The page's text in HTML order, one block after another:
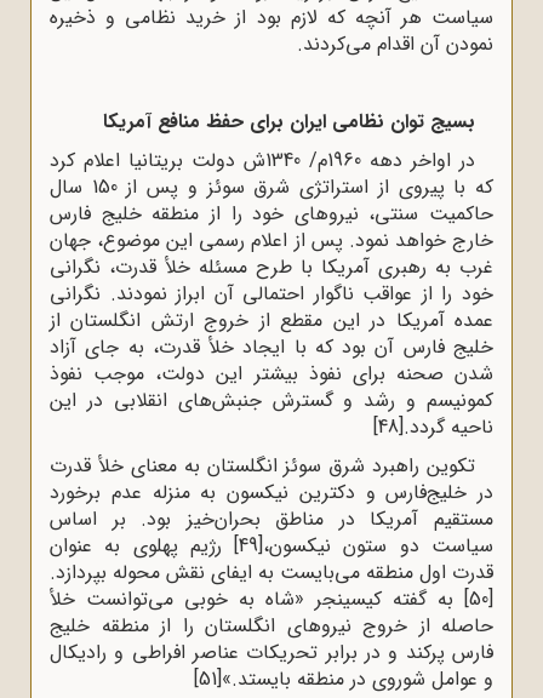
سیاست هر آنچه که لازم بود از خرید نظامی و ذخیره
نمودن آن اقدام می‌کردند.
بسیج توان نظامی ایران برای حفظ منافع آمریکا
در اواخر دهه 1960م/ 1340ش دولت بریتانیا اعلام کرد
که با پیروی از استراتژی شرق سوئز و پس از 150 سال
حاکمیت سنتی، نیروهای خود را از منطقه خلیج فارس
خارج خواهد نمود. پس از اعلام رسمی این موضوع، جهان
غرب به رهبری آمریکا با طرح مسئله خلأ قدرت، نگرانی
خود را از عواقب ناگوار احتمالی آن ابراز نمودند. نگرانی
عمده آمریکا در این مقطع از خروج ارتش انگلستان از
خلیج فارس آن بود که با ایجاد خلأ قدرت، به جای آزاد
شدن صحنه برای نفوذ بیشتر این دولت، موجب نفوذ
کمونیسم و رشد و گسترش جنبش‌های انقلابی در این
ناحیه گردد.[48]
تکوین راهبرد شرق سوئز انگلستان به معنای خلأ قدرت
در خلیج‌فارس و دکترین نیکسون به منزله عدم برخورد
مستقیم آمریکا در مناطق بحران‌خیز بود. بر اساس
سیاست دو ستون نیکسون،[49]
رژیم پهلوی به عنوان
قدرت اول منطقه می‌بایست به ایفای نقش محوله بپردازد.
[50]
به گفته کیسینجر «شاه به خوبی می‌توانست خلأ
حاصله از خروج نیروهای انگلستان را از منطقه خلیج
فارس پرکند و در برابر تحریکات عناصر افراطی و رادیکال
و عوامل شوروی در منطقه بایستد.»[51]